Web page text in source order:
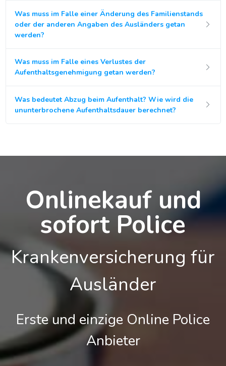
Was muss im Falle einer Änderung des Familienstands
oder der anderen Angaben des Ausländers getan
werden?
Was muss im Falle eines Verlustes der
Aufenthaltsgenehmigung getan werden?
Was bedeutet Abzug beim Aufenthalt? Wie wird die
ununterbrochene Aufenthaltsdauer berechnet?
Onlinekauf und
sofort Police
Krankenversicherung für
Ausländer
Erste und einzige Online Police
Anbieter